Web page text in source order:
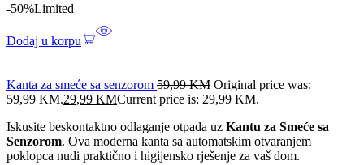
-50%Limited
Dodaj u korpu
Kanta za smeće sa senzorom 59,99KM Original price was:
59,99 KM.29,99 KMCurrent price is: 29,99 KM.
Iskusite beskontaktno odlaganje otpada uz Kantu za Smeće sa
Senzorom. Ova moderna kanta sa automatskim otvaranjem
poklopca nudi praktično i higijensko rješenje za vaš dom.